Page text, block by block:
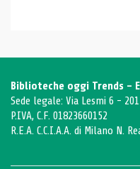
Biblioteche oggi Trends -
Sede legale: Via Lesmi 6 -
P.IVA, C.F. 01823660152
R.E.A. C.C.I.A.A. di Milano N.